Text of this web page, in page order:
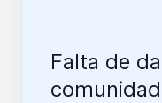
Falta de